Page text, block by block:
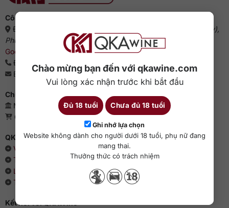
Chào mừng bạn đến với qkawine.com
Vui lòng xác nhận trước khi bắt đầu
Đủ 18 tuổi Chưa đủ 18 tuổi
Ghi nhớ lựa chọn
Website không dành cho người dưới 18 tuổi, phụ nữ đang
mang thai.
Thưởng thức có trách nhiệm
Công ty cổ phần QKAWine
Địa chỉ:
Tầng 1, số 12A, lô TT02, KĐT HDMon (Hải Đăng City),
Phường Mỹ Đình 2, Quận Nam Từ Liêm, Thành phố Hà Nội
Google Maps
Điện thoại:
0363 909 636
Email:sales@qkawine.com
Chứng nhận kinh doanh
Mã số doanh nghiệp: 0110385539 - QKAWine JSC
Giấy phép bán lẻ rượu: 04/GP-UBND
QKAWine - Chuyên rượu ngoại hàng đầu Việt Nam
Về chúng tôi
Thông cáo báo chí
Liên hệ với QKAWine
Tin tức và sự kiện
Kết nối với QKAWine